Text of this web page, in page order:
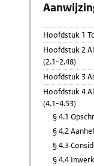
Hoofdstuk 1
Hoofdstuk 2
(2.1-2.48)
Hoofdstuk 3
Hoofdstuk 4
(4.1-4.53)
§ 4.1
§ 4.2
§ 4.3
§ 4.4